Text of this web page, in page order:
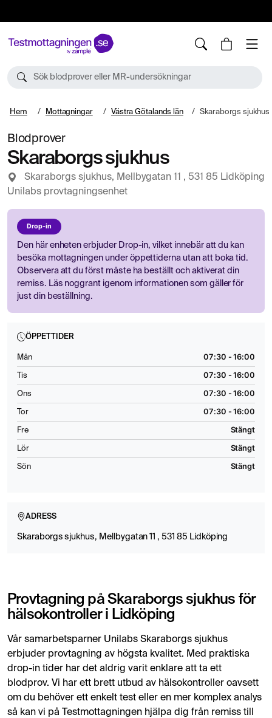
Sök blodprover eller MR-undersökningar
Hem Mottagningar Västra Götalands län Skaraborgs sjukhus
Blodprover
Skaraborgs sjukhus
Skaraborgs sjukhus, Mellbygatan 11 , 531 85 Lidköping
Unilabs provtagningsenhet
Drop-in
Den här enheten erbjuder Drop-in, vilket innebär att du kan
besöka mottagningen under öppettiderna utan att boka tid.
Observera att du först måste ha beställt och aktiverat din
remiss. Läs noggrant igenom informationen som gäller för
just din beställning.
ÖPPETTIDER
Mån 07:30 - 16:00
Tis 07:30 - 16:00
Ons 07:30 - 16:00
Tor 07:30 - 16:00
Fre Stängt
Lör Stängt
Sön Stängt
ADRESS
Skaraborgs sjukhus, Mellbygatan 11 , 531 85 Lidköping
Provtagning på Skaraborgs sjukhus för
hälsokontroller i Lidköping
Vår samarbetsparner Unilabs Skaraborgs sjukhus
erbjuder provtagning av högsta kvalitet. Med praktiska
drop-in tider har det aldrig varit enklare att ta ett
blodprov. Vi har ett brett utbud av hälsokontroller oavsett
om du behöver ett enkelt test eller en mer komplex analys
så kan vi på Testmottagningen hjälpa dig från remiss till